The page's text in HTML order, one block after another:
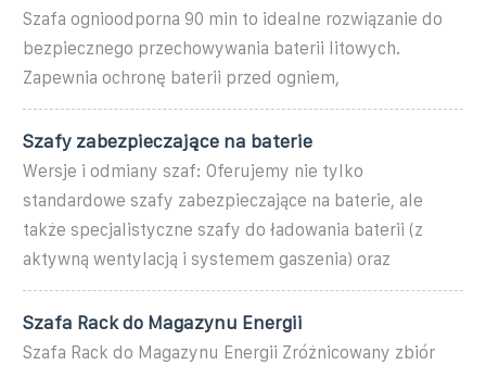
Szafa ognioodporna 90 min to idealne rozwiązanie do
bezpiecznego przechowywania baterii litowych.
Zapewnia ochronę baterii przed ogniem,
Szafy zabezpieczające na baterie
Wersje i odmiany szaf: Oferujemy nie tylko
standardowe szafy zabezpieczające na baterie, ale
także specjalistyczne szafy do ładowania baterii (z
aktywną wentylacją i systemem gaszenia) oraz
Szafa Rack do Magazynu Energii
Szafa Rack do Magazynu Energii Zróżnicowany zbiór